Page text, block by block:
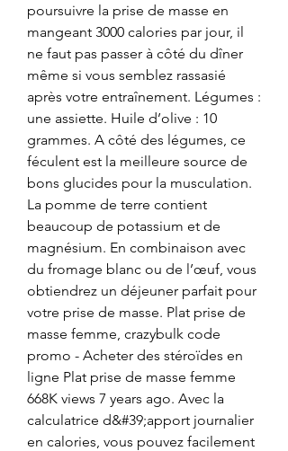
poursuivre la prise de masse en
mangeant 3000 calories par jour, il
ne faut pas passer à côté du dîner
même si vous semblez rassasié
après votre entraînement. Légumes :
une assiette. Huile d’olive : 10
grammes. A côté des légumes, ce
féculent est la meilleure source de
bons glucides pour la musculation.
La pomme de terre contient
beaucoup de potassium et de
magnésium. En combinaison avec
du fromage blanc ou de l’œuf, vous
obtiendrez un déjeuner parfait pour
votre prise de masse. Plat prise de
masse femme, crazybulk code
promo - Acheter des stéroïdes en
ligne Plat prise de masse femme
668K views 7 years ago. Avec la
calculatrice d&#39;apport journalier
en calories, vous pouvez facilement